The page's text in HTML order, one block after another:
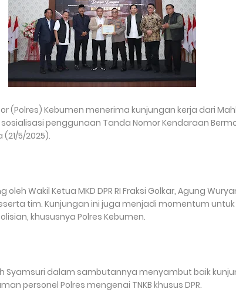
(Polres) Kebumen menerima kunjungan kerja dari
sosialisasi penggunaan Tanda Nomor Kendaraan
5/2025).
Wakil Ketua MKD DPR RI Fraksi Golkar, Agung
tim. Kunjungan ini juga menjadi momentum
khususnya Polres Kebumen.
Syamsuri dalam sambutannya menyambut baik
personel Polres mengenai TNKB khusus DPR.